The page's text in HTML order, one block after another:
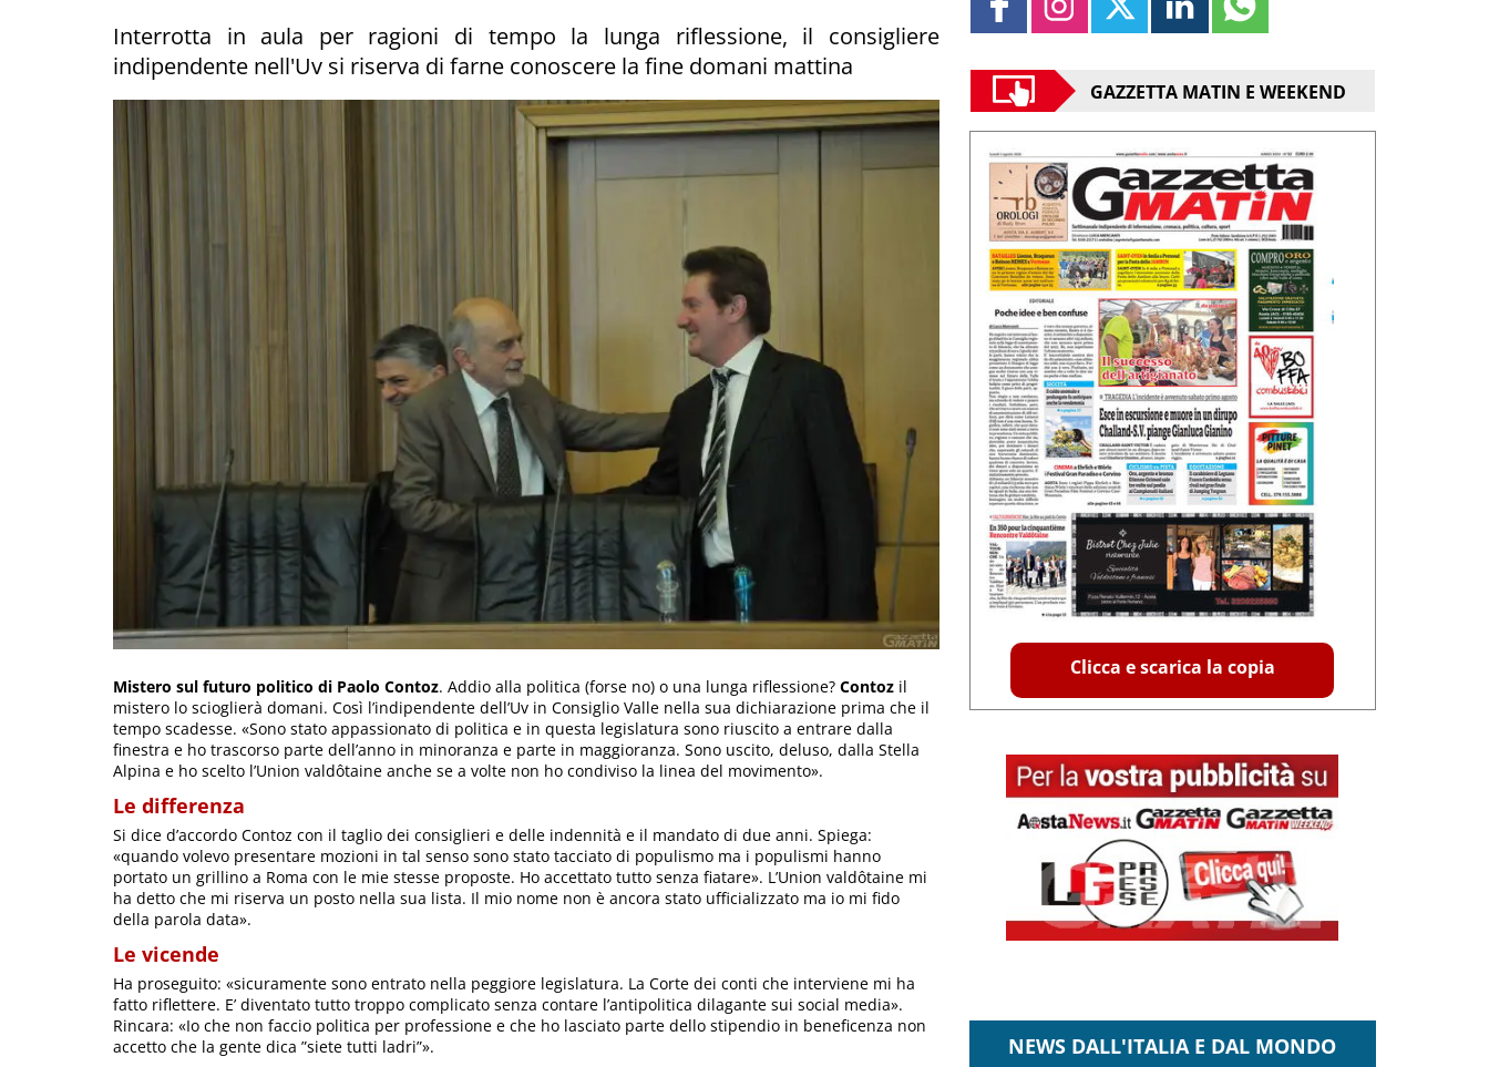
Interrotta in aula per ragioni di tempo la lunga riflessione, il consigliere
indipendente nell'Uv si riserva di farne conoscere la fine domani mattina
Mistero sul futuro politico di Paolo Contoz. Addio alla politica (forse no) o una lunga riflessione? Contoz il
mistero lo scioglierà domani. Così l’indipendente dell’Uv in Consiglio Valle nella sua dichiarazione prima che il
tempo scadesse. «Sono stato appassionato di politica e in questa legislatura sono riuscito a entrare dalla
finestra e ho trascorso parte dell’anno in minoranza e parte in maggioranza. Sono uscito, deluso, dalla Stella
Alpina e ho scelto l’Union valdôtaine anche se a volte non ho condiviso la linea del movimento».
Le differenza
Si dice d’accordo Contoz con il taglio dei consiglieri e delle indennità e il mandato di due anni. Spiega:
«quando volevo presentare mozioni in tal senso sono stato tacciato di populismo ma i populismi hanno
portato un grillino a Roma con le mie stesse proposte. Ho accettato tutto senza fiatare». L’Union valdôtaine mi
ha detto che mi riserva un posto nella sua lista. Il mio nome non è ancora stato ufficializzato ma io mi fido
della parola data».
Le vicende
Ha proseguito: «sicuramente sono entrato nella peggiore legislatura. La Corte dei conti che interviene mi ha
fatto riflettere. E’ diventato tutto troppo complicato senza contare l’antipolitica dilagante sui social media».
Rincara: «Io che non faccio politica per professione e che ho lasciato parte dello stipendio in beneficenza non
accetto che la gente dica ”siete tutti ladri”».
GAZZETTA MATIN E WEEKEND
Clicca e scarica la copia
NEWS DALL'ITALIA E DAL MONDO